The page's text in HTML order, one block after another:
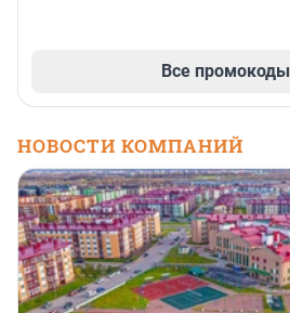
Все промокоды
НОВОСТИ КОМПАНИЙ